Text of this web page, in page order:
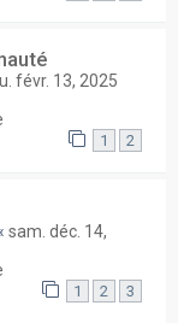
févr. 13, 2025
1 2
sam. déc. 14,
1 2 3